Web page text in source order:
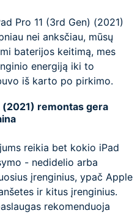
Pro 11 (3rd Gen) (2021)
nei anksčiau, mūsų
baterijos keitimą, mes
energiją iki to
iš karto po pirkimo.
(2021) remontas gera
reikia bet kokio iPad
- nedidelio arba
įrenginius, ypač Apple
ir kitus įrenginius.
rekomenduoja